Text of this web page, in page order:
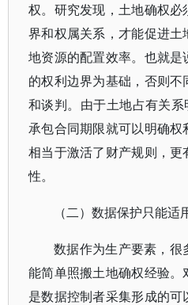
权。研究发现，土地确权必
界和权属关系，才能促进
地资源的配置效率。也就
的权利边界为基础，否则
和谈判。由于土地占有关系
承包合同期限就可以明确
相当于激活了财产规则，
性。
（二）数据保护只能适
数据作为生产要素，很
能简单照搬土地确权经验
是数据控制者采集形成的